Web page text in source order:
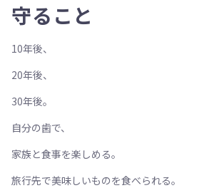
守ること
10年後、
20年後、
30年後。
自分の歯で、
家族と食事を楽しめる。
旅行先で美味しいものを食べられる。